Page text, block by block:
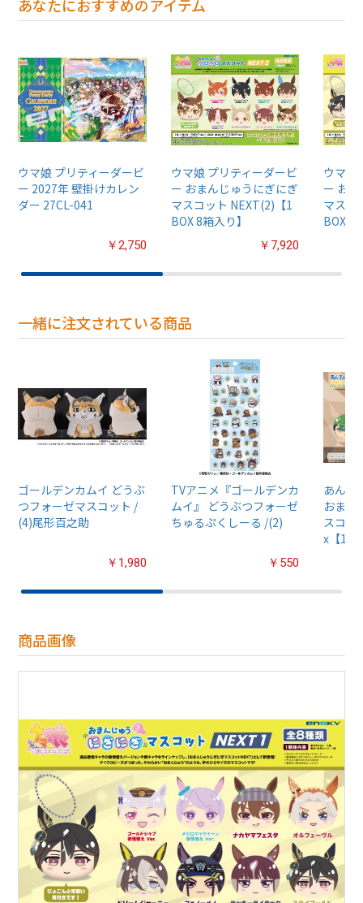
あなたにおすすめのアイテム
ウマ娘 プリティーダービ
ー 2027年 壁掛けカレン
ダー 27CL-041
￥2,750
ウマ娘 プリティーダービ
ー おまんじゅうにぎにぎ
マスコット NEXT(2)【1
BOX 8箱入り】
￥7,920
ウマ娘
ー お
マスコ
BOX 8
一緒に注文されている商品
ゴールデンカムイ どうぶ
つフォーゼマスコット /
(4)尾形百之助
￥1,980
TVアニメ『ゴールデンカ
ムイ』 どうぶつフォーゼ
ちゅるぷくしーる /(2)
￥550
あんさ
おまん
スコッ
x【
商品画像